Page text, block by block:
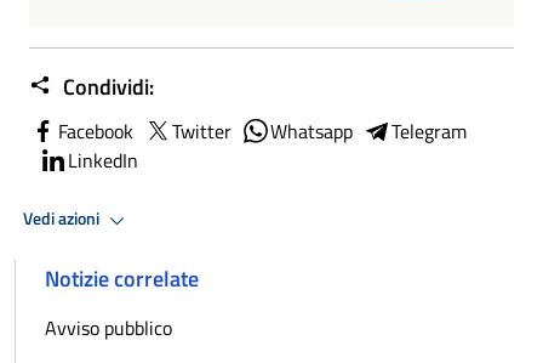
Condividi:
Facebook Twitter Whatsapp
Telegram
LinkedIn
Vedi azioni
Notizie correlate
Avviso pubblico